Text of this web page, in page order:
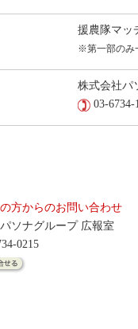
援農隊マッ
※第一部のみ
株式会社パ
03-6734-
方からのお問い合わせ
ソナグループ 広報室
0215